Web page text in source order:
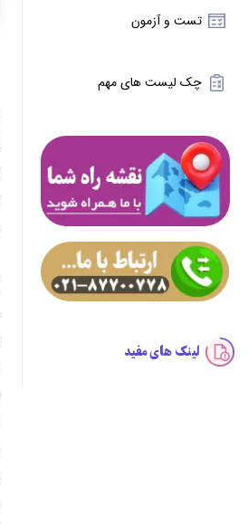
تست و آزمون
چک لیست های مهم
لینک های مفید